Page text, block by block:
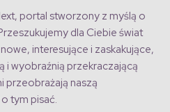
portal stworzony z myślą o
dla Ciebie świat
interesujące i zaskakujące,
i wyobraźnią przekraczającą
przeobrażają naszą
tym pisać.